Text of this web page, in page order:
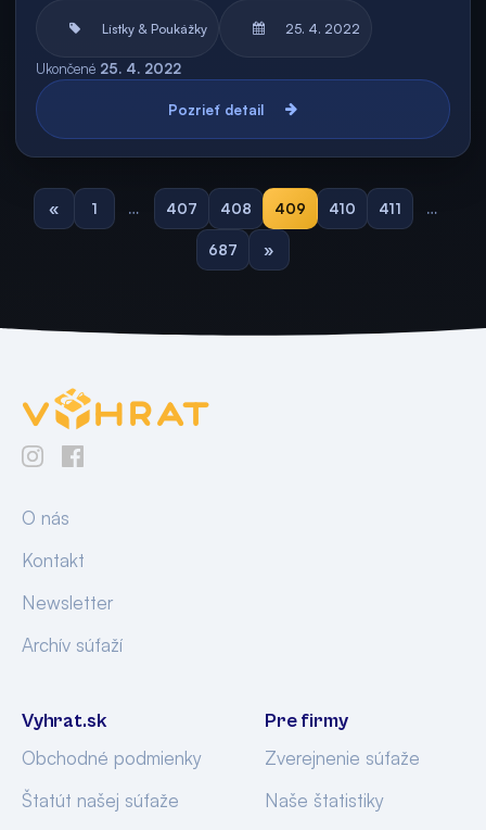
Lístky & Poukážky 25. 4. 2022
Ukončené 25. 4. 2022
Pozrieť detail
« 1 … 407 408 409 410 411 …
687 »
O nás
Kontakt
Newsletter
Archív súťaží
Vyhrat.sk
Obchodné podmienky
Štatút našej súťaže
Pre firmy
Zverejnenie súťaže
Naše štatistiky